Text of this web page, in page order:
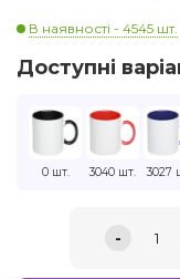
В наявності - 4545 шт.
Доступні
0 шт. 3040 шт. 3027
- 1